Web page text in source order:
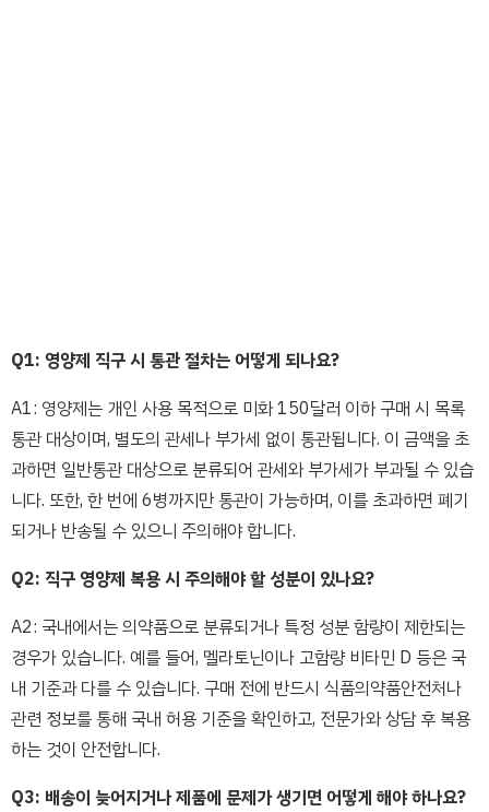
Q1: 영양제 직구 시 통관 절차는 어떻게 되나요?
A1: 영양제는 개인 사용 목적으로 미화 150달러 이하 구매 시 목록
통관 대상이며, 별도의 관세나 부가세 없이 통관됩니다. 이 금액을 초
과하면 일반통관 대상으로 분류되어 관세와 부가세가 부과될 수 있습
니다. 또한, 한 번에 6병까지만 통관이 가능하며, 이를 초과하면 폐기
되거나 반송될 수 있으니 주의해야 합니다.
Q2: 직구 영양제 복용 시 주의해야 할 성분이 있나요?
A2: 국내에서는 의약품으로 분류되거나 특정 성분 함량이 제한되는
경우가 있습니다. 예를 들어, 멜라토닌이나 고함량 비타민 D 등은 국
내 기준과 다를 수 있습니다. 구매 전에 반드시 식품의약품안전처나
관련 정보를 통해 국내 허용 기준을 확인하고, 전문가와 상담 후 복용
하는 것이 안전합니다.
Q3: 배송이 늦어지거나 제품에 문제가 생기면 어떻게 해야 하나요?